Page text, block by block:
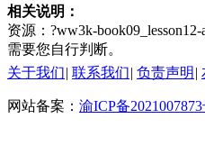
相关说明：
资源：?ww3k-
需要您自行判断。
关于我们| 联系我们| 负责声明 |
网站备案： 渝ICP备